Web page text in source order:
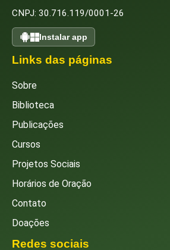
CNPJ: 30.716.119/0001-26
Instalar app
Links das páginas
Sobre
Biblioteca
Publicações
Cursos
Projetos Sociais
Horários de Oração
Contato
Doações
Redes sociais